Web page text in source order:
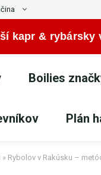
kapr & rybársky
Boilies
Plán
» Rybolov v Rakúsku –